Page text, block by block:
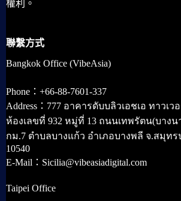
權利。
聯繫方式
Bangkok Office (VibeAsia)
Phone：+66-88-7601-337
Address：777 อาคารดับบลิวเอชเอ ทาวเว
ห้องเลขที่ 932 หมู่ที่ 13 ถนนเทพรัตน(บางน
กม.7 ตำบลบางแก้ว อำเภอบางพลี จ.สมุทร
10540
E-Mail：Sicilia@vibeasiadigital.com
Taipei Office